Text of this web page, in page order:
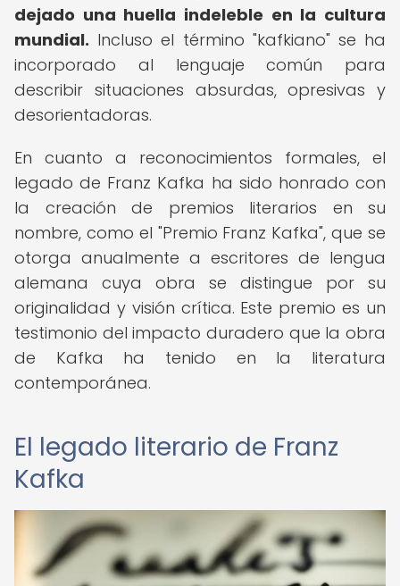
dejado una huella indeleble en la cultura
mundial. Incluso el término "kafkiano" se ha
incorporado al lenguaje común para
describir situaciones absurdas, opresivas y
desorientadoras.
En cuanto a reconocimientos formales, el
legado de Franz Kafka ha sido honrado con
la creación de premios literarios en su
nombre, como el "Premio Franz Kafka", que se
otorga anualmente a escritores de lengua
alemana cuya obra se distingue por su
originalidad y visión crítica. Este premio es un
testimonio del impacto duradero que la obra
de Kafka ha tenido en la literatura
contemporánea.
El legado literario de Franz
Kafka